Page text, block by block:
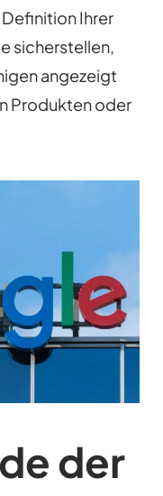
Ihrer
sicherstellen,
angezeigt
Produkten oder
der